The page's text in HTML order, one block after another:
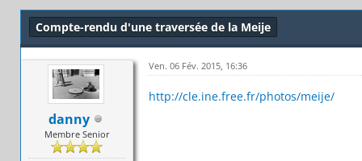
Compte-rendu d'une traversée de la Meije
danny
Membre Senior
Ven. 06 Fév. 2015, 16:36
http://cle.ine.free.fr/photos/meije/